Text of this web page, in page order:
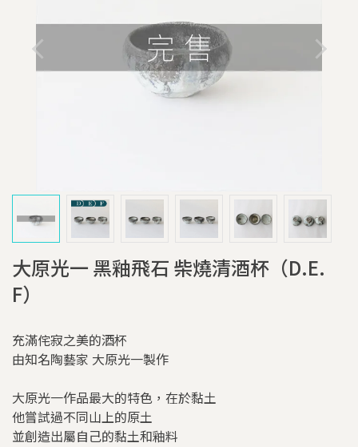
大原光一 黑釉飛石 柴燒清酒杯（D.E.
F）
充滿侘寂之美的酒杯
由知名陶藝家 大原光一製作
大原光一作品最大的特色，在於黏土
他嘗試過不同山上的原土
並創造出屬自己的黏土和釉料